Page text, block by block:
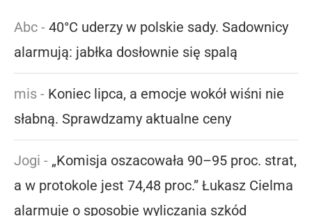
Abc - 40°C uderzy w polskie sady. Sadownicy
alarmują: jabłka dosłownie się spalą
mis - Koniec lipca, a emocje wokół wiśni nie
słabną. Sprawdzamy aktualne ceny
Jogi - „Komisja oszacowała 90–95 proc. strat,
a w protokole jest 74,48 proc.” Łukasz Cielma
alarmuje o sposobie wyliczania szkód